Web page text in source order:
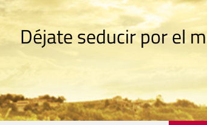
Déjate seducir por el